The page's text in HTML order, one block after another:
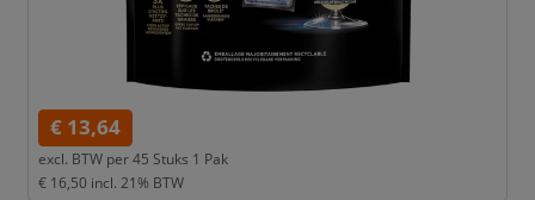
€ 13,64
excl. BTW per45 Stuks 1 Pak
€ 16,50 incl. 21% BTW